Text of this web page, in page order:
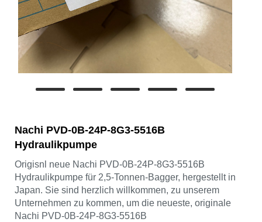
Nachi PVD-0B-24P-8G3-5516B
Hydraulikpumpe
Origisnl neue Nachi PVD-0B-24P-8G3-5516B
Hydraulikpumpe für 2,5-Tonnen-Bagger, hergestellt in
Japan. Sie sind herzlich willkommen, zu unserem
Unternehmen zu kommen, um die neueste, originale
Nachi PVD-0B-24P-8G3-5516B